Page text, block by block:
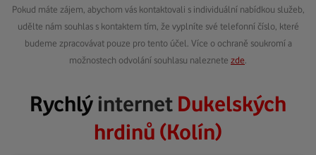
Pokud máte zájem, abychom vás kontaktovali s individuální nabídkou služeb,
udělte nám souhlas s kontaktem tím, že vyplníte své telefonní číslo, které
budeme zpracovávat pouze pro tento účel. Více o ochraně soukromí a
možnostech odvolání souhlasu naleznete zde
Rychlýinternet Dukelských
hrdinů (Kolín)